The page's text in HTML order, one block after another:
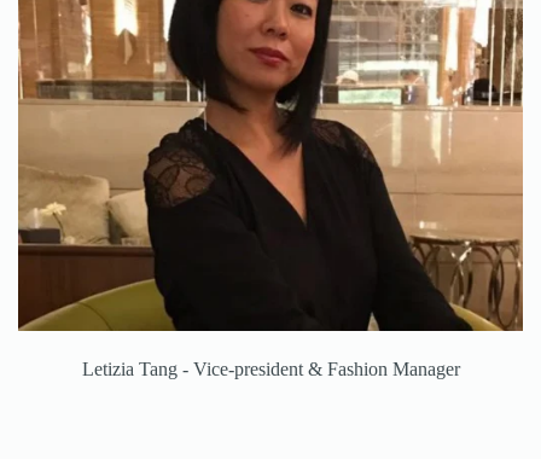
Letizia Tang - Vice-president & Fashion Manager